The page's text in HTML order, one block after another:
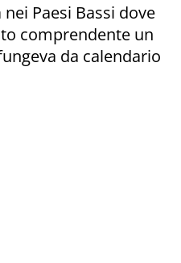
Paesi Bassi dove
comprendente un
da calendario